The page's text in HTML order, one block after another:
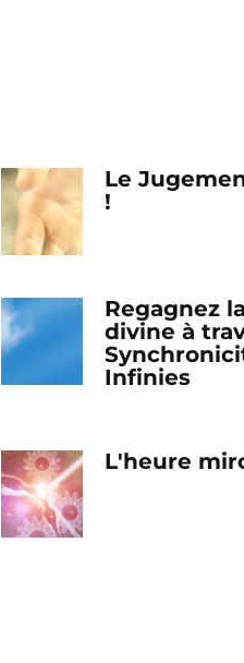
Le
!
Regagnez
divine à
Infinies
L'heure